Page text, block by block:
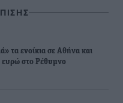
τα ενοίκια σε Αθήνα και
στο Ρέθυμνο